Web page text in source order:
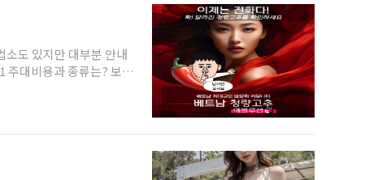
론 현지에서 오래 생활
라면 꼭 주목해 주시기
소도 있지만 대부분 안내
마담, 웨이터팁은 보통